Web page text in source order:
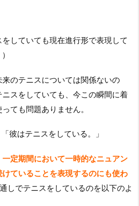
していても現在進行形で表現して
のテニスについては関係ないの
スをしていても、今この瞬間に着
ても問題ありません。
彼はテニスをしている。」
一定期間において一時的なニュアン
ていることを表現するのにも使わ
しでテニスをしているのを以下のよ